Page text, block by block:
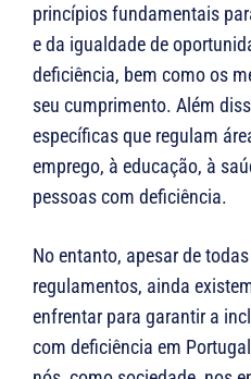
princípios fundamentais
e da igualdade de
deficiência, bem como os
seu cumprimento. Além
específicas que regulam
emprego, à educação, à
pessoas com deficiência.
No entanto, apesar de
regulamentos, ainda
enfrentar para garantir a
com deficiência em